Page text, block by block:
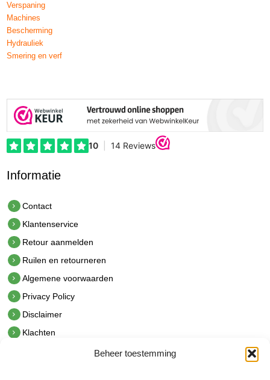
Beheer toestemming
Verspaning
Machines
Bescherming
Hydrauliek
Smering en verf
Informatie
Contact
Klantenservice
Retour aanmelden
Ruilen en retourneren
Algemene voorwaarden
Privacy Policy
Disclaimer
Klachten